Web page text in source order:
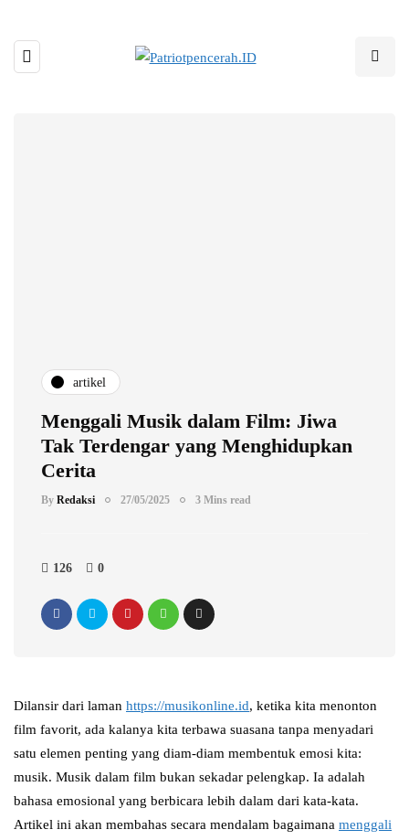
artikel
Menggali Musik dalam Film: Jiwa
Tak Terdengar yang Menghidupkan
Cerita
By Redaksi 27/05/2025 3 Mins read
126 0
Dilansir dari laman https://musikonline.id, ketika kita menonton
film favorit, ada kalanya kita terbawa suasana tanpa menyadari
satu elemen penting yang diam-diam membentuk emosi kita:
musik. Musik dalam film bukan sekadar pelengkap. Ia adalah
bahasa emosional yang berbicara lebih dalam dari kata-kata.
Artikel ini akan membahas secara mendalam bagaimana menggali